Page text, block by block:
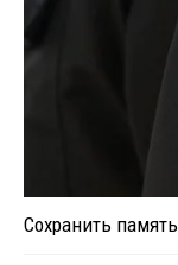
Сохранить